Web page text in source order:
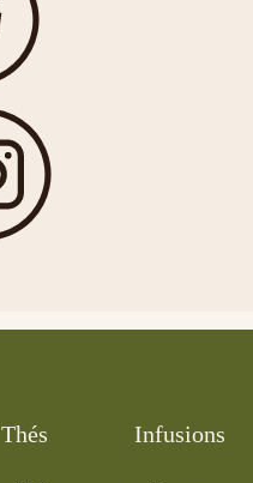
5,00 €
Maté Cola
6,00 €
Thés Infusions